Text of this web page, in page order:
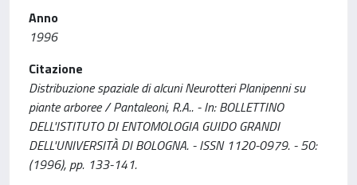
Anno
1996
Citazione
Distribuzione spaziale di alcuni Neurotteri Planipenni su
piante arboree / Pantaleoni, R.A.. - In: BOLLETTINO
DELL'ISTITUTO DI ENTOMOLOGIA GUIDO GRANDI
DELL'UNIVERSITÀ DI BOLOGNA. - ISSN 1120-0979. - 50:
(1996), pp. 133-141.